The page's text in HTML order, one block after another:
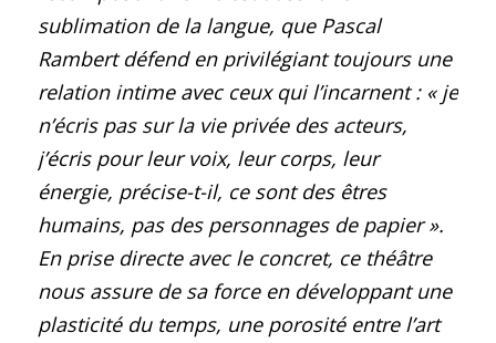
sublimation de la langue, que Pascal
Rambert défend en privilégiant toujours une
relation intime avec ceux qui l’incarnent : « je
n’écris pas sur la vie privée des acteurs,
j’écris pour leur voix, leur corps, leur
énergie, précise-t-il, ce sont des êtres
humains, pas des personnages de papier ».
En prise directe avec le concret, ce théâtre
nous assure de sa force en développant une
plasticité du temps, une porosité entre l’art